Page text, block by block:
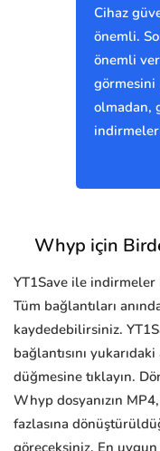
Cihaz
önemli.
önemli
görmesini
olmadan,
Whyp için
YT1Save ile indirmeler
Tüm bağlantıları
kaydedebilirsiniz.
bağlantısını
düğmesine tıklayın.
Whyp dosyanızın
fazlasına